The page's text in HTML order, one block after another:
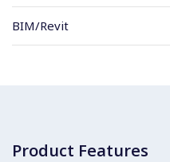
BIM/Revit
Product Features